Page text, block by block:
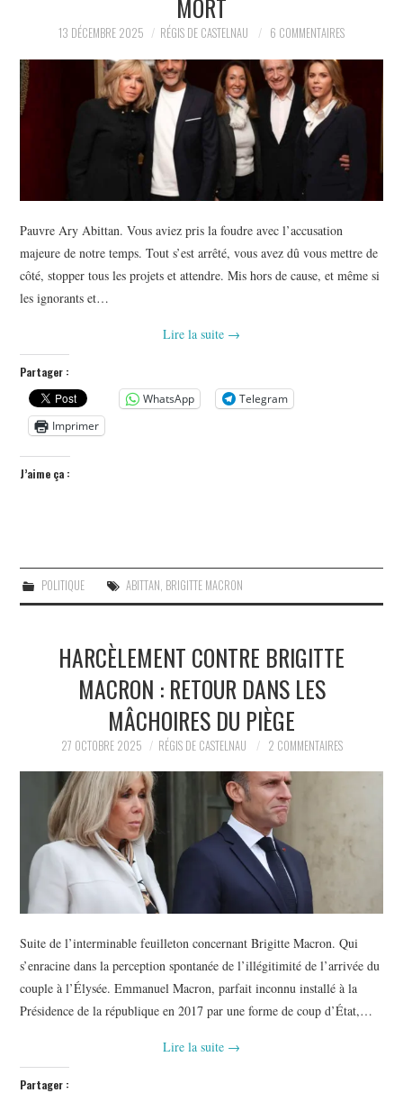
HISTOIRE
CULTURE
MORT
13 DÉCEMBRE 2025 RÉGIS DE CASTELNAU 6 COMMENTAIRES
Pauvre Ary Abittan. Vous aviez pris la foudre avec l’accusation
majeure de notre temps. Tout s’est arrêté, vous avez dû vous mettre de
côté, stopper tous les projets et attendre. Mis hors de cause, et même si
les ignorants et…
Lire la suite →
Partager :
WhatsApp
Telegram
Imprimer
J’aime ça :
POLITIQUE ABITTAN, BRIGITTE MACRON
HARCÈLEMENT CONTRE BRIGITTE
MACRON : RETOUR DANS LES
MÂCHOIRES DU PIÈGE
27 OCTOBRE 2025 RÉGIS DE CASTELNAU 2 COMMENTAIRES
Suite de l’interminable feuilleton concernant Brigitte Macron. Qui
s’enracine dans la perception spontanée de l’illégitimité de l’arrivée du
couple à l’Élysée. Emmanuel Macron, parfait inconnu installé à la
Présidence de la république en 2017 par une forme de coup d’État,…
Lire la suite →
Partager :